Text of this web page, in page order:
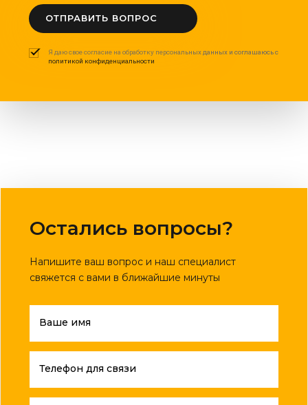
ОТПРАВИТЬ ВОПРОС
Я даю свое согласие на обработку персональных данных и соглашаюсь с
политикой конфиденциальности
Остались вопросы?
Напишите ваш вопрос и наш специалист
свяжется с вами в ближайшие минуты
Ваше имя
Телефон для связи